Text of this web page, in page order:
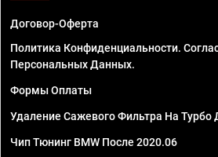
Договор-Оферта
Политика Конфиденциальности.
Персональных Данных.
Формы Оплаты
Удаление Сажевого Фильтра На Турбо
Чип Тюнинг BMW После 2020.06